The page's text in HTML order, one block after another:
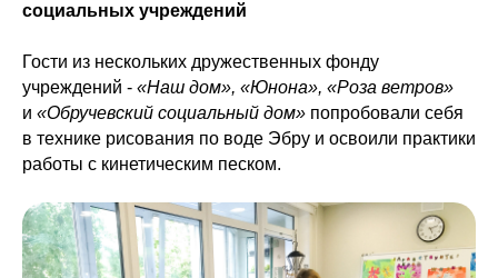
социальных учреждений
Гости из нескольких дружественных фонду
учреждений - «Наш дом», «Юнона», «Роза ветров»
и «Обручевский социальный дом» попробовали себя
в технике рисования по воде Эбру и освоили практики
работы с кинетическим песком.